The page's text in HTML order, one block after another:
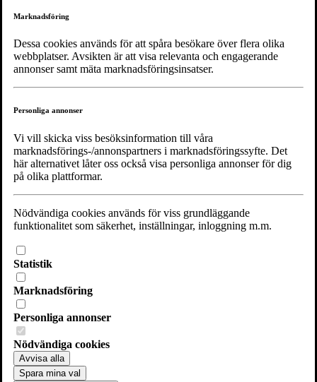
Marknadsföring
Dessa cookies används för att spåra besökare över flera olika
webbplatser. Avsikten är att visa relevanta och engagerande
annonser samt mäta marknadsföringsinsatser.
Personliga annonser
Vi vill skicka viss besöksinformation till våra
marknadsförings-/annonspartners i marknadsföringssyfte. Det
här alternativet låter oss också visa personliga annonser för dig
på olika plattformar.
Nödvändiga cookies används för viss grundläggande
funktionalitet som säkerhet, inställningar, inloggning m.m.
Statistik
Marknadsföring
Personliga annonser
Nödvändiga cookies
Avvisa alla
Spara mina val
lever med hiv behöver tänka på något särskilt.
Lyssna här.
Tidigare inlägg
2020-04-16
Magnus Gisslén: ”Ingen ökad risk för corona för personer med hiv”
Påverkas hivvården av det ökade antalet coronapatienter? Vad kan man utläsa
av de data som kommit från Italien och Wuhan...
Nästa inlägg
2020-04-23
Inger Forsgren tilldelas Guldarken
Hon har gett röst åt kvinnor med hiv, personer som injicerar droger och lever
med hiv och på senare tid...
Läs fler nyheter